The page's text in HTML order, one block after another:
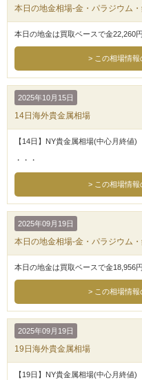
本日の地金相場-金・パラジウム
本日の地金は買取ベースで金22,260
この相場情
2025年10月15日
14日海外貴金属相場
【14日】NY貴金属相場(中心月終値)
・・・
この相場情
2025年09月19日
本日の地金相場-金・パラジウム
本日の地金は買取ベースで金18,956
この相場情
2025年09月19日
19日海外貴金属相場
【19日】NY貴金属相場(中心月終値)